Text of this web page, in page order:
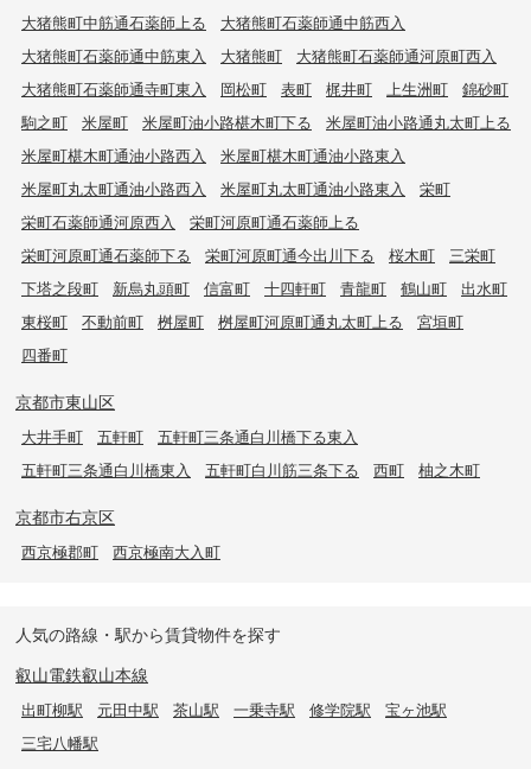
大猪熊町中筋通石薬師上る
大猪熊町石薬師通中筋西入
大猪熊町石薬師通中筋東入
大猪熊町
大猪熊町石薬師通河原町西入
大猪熊町石薬師通寺町東入
岡松町 表町 梶井町 上生洲町
錦砂町
駒之町
米屋町 米屋町油小路椹木町下る
米屋町油小路通丸太町上る
米屋町椹木町通油小路西入
米屋町椹木町通油小路東入
米屋町丸太町通油小路西入
米屋町丸太町通油小路東入
栄町
栄町石薬師通河原西入
栄町河原町通石薬師上る
栄町河原町通石薬師下る
栄町河原町通今出川下る 桜木町
三栄町
下塔之段町
新烏丸頭町 信富町 十四軒町 青龍町 鶴山町
出水町
東桜町
不動前町 桝屋町 桝屋町河原町通丸太町上る
宮垣町
四番町
京都市東山区
大井手町 五軒町
五軒町三条通白川橋下る東入
五軒町三条通白川橋東入
五軒町白川筋三条下る 西町 柚之木町
京都市右京区
西京極郡町 西京極南大入町
人気の路線・駅から賃貸物件を探す
叡山電鉄叡山本線
出町柳駅 元田中駅 茶山駅 一乗寺駅 修学院駅
宝ヶ池駅
三宅八幡駅